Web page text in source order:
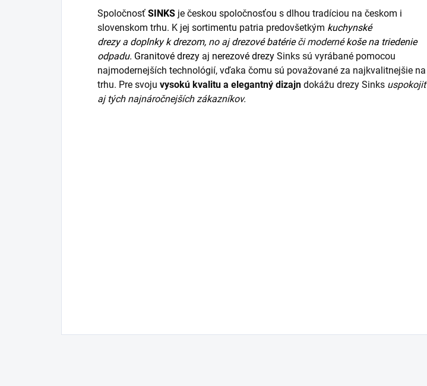
Spoločnosť SINKS je českou spoločnosťou s dlhou tradíciou na českom i
slovenskom trhu. K jej sortimentu patria predovšetkým kuchynské
drezya doplnky k drezom, no ajdrezové batérieči modernékoše na triedenie
odpadu. Granitové drezy aj nerezové drezy Sinks sú vyrábané pomocou
najmodernejších technológií, vďaka čomu sú považované za najkvalitnejšie na
trhu. Pre svoju vysokú kvalitu a elegantný dizajn dokážu drezy Sinks uspokojiť
aj tých najnáročnejších zákazníkov.